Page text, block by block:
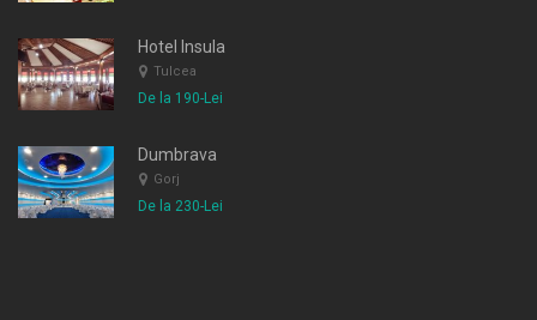
Hotel Insula
Tulcea
De la 190-Lei
Dumbrava
Gorj
De la 230-Lei